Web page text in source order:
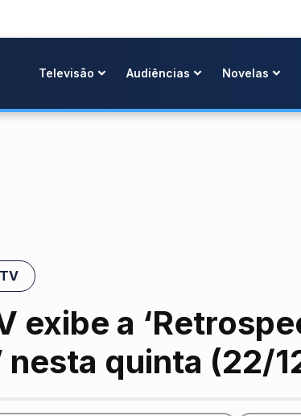
Televisão Audiências Novelas
exibe a
nesta quinta (22/